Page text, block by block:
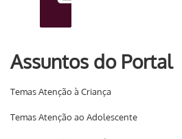
Assuntos do Portal
Temas Atenção à Criança
Temas Atenção ao Adolescente